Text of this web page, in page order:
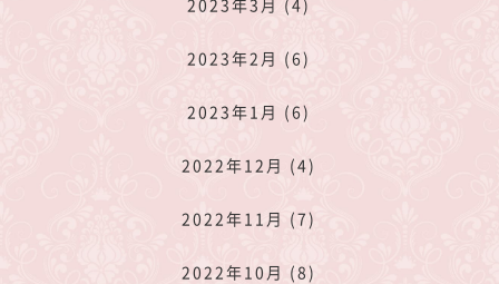
2023年2月 (6)
2023年1月 (6)
2022年12月 (4)
2022年11月 (7)
2022年10月 (8)